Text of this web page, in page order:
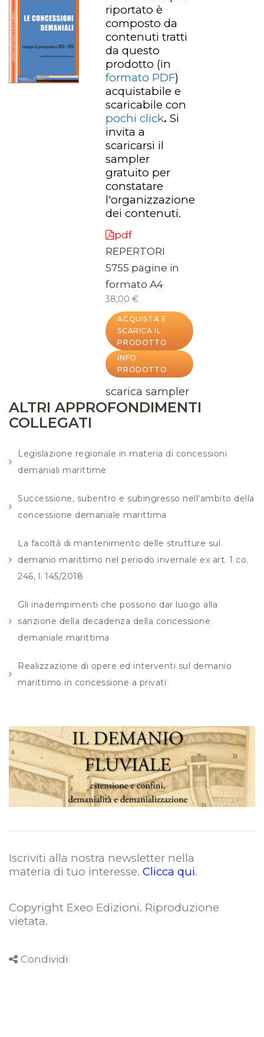
riportato è
composto da
contenuti tratti
da questo
prodotto (in
formato PDF)
acquistabile e
scaricabile con
pochi click. Si
invita a
scaricarsi il
sampler
gratuito per
constatare
l'organizzazione
dei contenuti.
pdf
REPERTORI
5755 pagine in
formato A4
38,00 €
ACQUISTA E
SCARICA IL
PRODOTTO
INFO
PRODOTTO
scarica sampler
ALTRI APPROFONDIMENTI
COLLEGATI
Legislazione regionale in materia di concessioni
demaniali marittime
Successione, subentro e subingresso nell'ambito della
concessione demaniale marittima
La facoltà di mantenimento delle strutture sul
demanio marittimo nel periodo invernale ex art. 1 co.
246, l. 145/2018
Gli inadempimenti che possono dar luogo alla
sanzione della decadenza della concessione
demaniale marittima
Realizzazione di opere ed interventi sul demanio
marittimo in concessione a privati
Iscriviti alla nostra newsletter nella
materia di tuo interesse. Clicca qui.
Copyright Exeo Edizioni. Riproduzione
vietata.
Condividi